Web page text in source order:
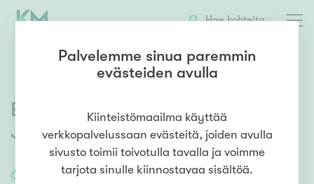
Hae kohteita
64 64m² 2h+k
Emännäntie 3-5,Kortepohja
Jyväskylä
Palvelemme sinua paremmin
evästeiden avulla
Kiinteistömaailma käyttää
verkkopalvelussaan evästeitä, joiden avulla
sivusto toimii toivotulla tavalla ja voimme
tarjota sinulle kiinnostavaa sisältöä.